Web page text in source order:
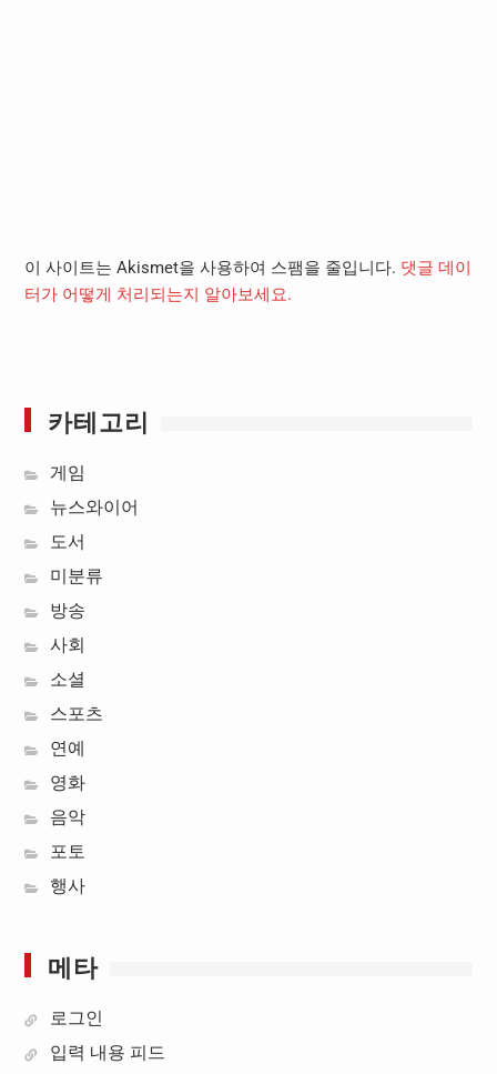
이 사이트는 Akismet을 사용하여 스팸을 줄입니다. 댓글 데이
터가 어떻게 처리되는지 알아보세요.
카테고리
게임
뉴스와이어
도서
미분류
방송
사회
소셜
스포츠
연예
영화
음악
포토
행사
메타
로그인
입력 내용 피드